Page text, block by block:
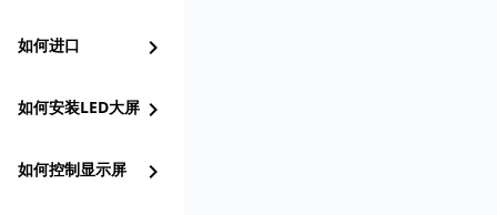
如何进口 chevron_right
如何安装LED大屏 chevron_right
如何控制显示屏 chevron_right